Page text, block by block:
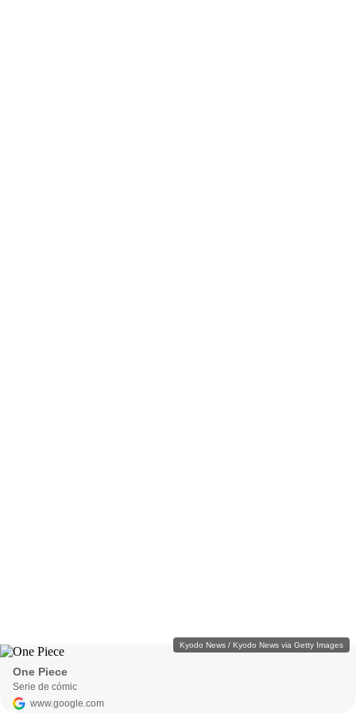
Kyodo News / Kyodo News via Getty Images
One Piece
Serie de cómic
www.google.com